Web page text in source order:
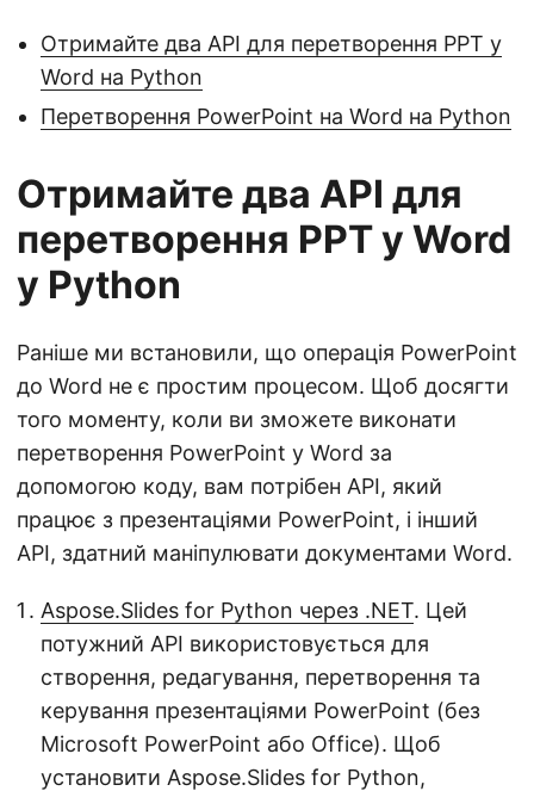
Отримайте два API для перетворення PPT у
Word на Python
Перетворення PowerPoint на Word на Python
Отримайте два API для
перетворення PPT у Word
у Python
Раніше ми встановили, що операція PowerPoint
до Word не є простим процесом. Щоб досягти
того моменту, коли ви зможете виконати
перетворення PowerPoint у Word за
допомогою коду, вам потрібен API, який
працює з презентаціями PowerPoint, і інший
API, здатний маніпулювати документами Word.
Aspose.Slides for Python через .NET. Цей
потужний API використовується для
створення, редагування, перетворення та
керування презентаціями PowerPoint (без
Microsoft PowerPoint або Office). Щоб
установити Aspose.Slides for Python,